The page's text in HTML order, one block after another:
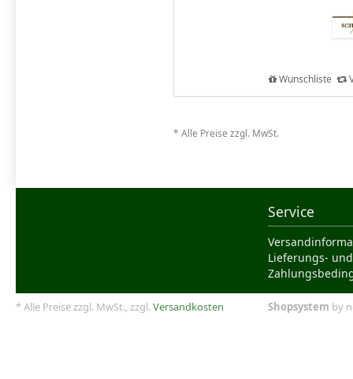
Wunschliste
* Alle Preise zzgl. MwSt.
Service
Lieferungs- und
* Alle Preise zzgl. MwSt., zzgl.Versandkosten Shopsystem by